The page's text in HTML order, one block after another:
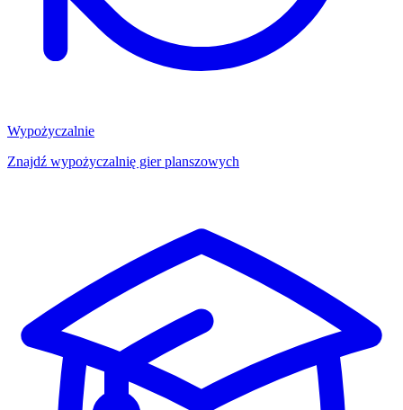
Wypożyczalnie
Znajdź wypożyczalnię gier planszowych